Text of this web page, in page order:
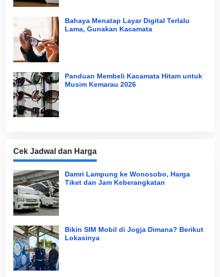
Bahaya Menatap Layar Digital Terlalu
Lama, Gunakan Kacamata
Panduan Membeli Kacamata Hitam untuk
Musim Kemarau 2026
Cek Jadwal dan Harga
Damri Lampung ke Wonosobo, Harga
Tiket dan Jam Keberangkatan
Bikin SIM Mobil di Jogja Dimana? Berikut
Lokasinya